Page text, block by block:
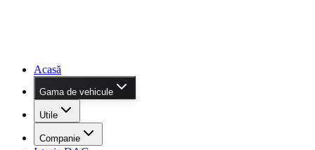
Acasă
Gama de vehicule
Utile
Companie